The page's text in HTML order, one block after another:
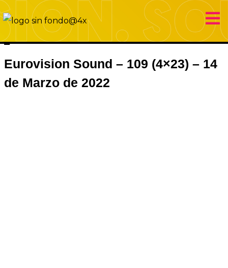
Eurovision Sound
14 marzo 2022
Jose Gracia
Eurovision Sound – 109 (4×23) – 14
de Marzo de 2022